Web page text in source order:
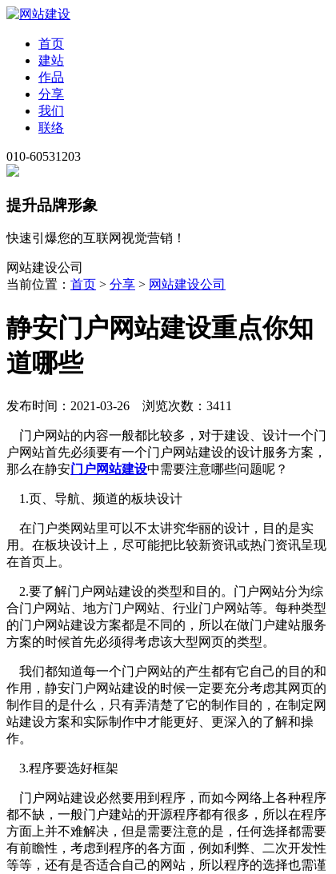
首页
建站
作品
分享
我们
联络
010-60531203
提升品牌形象
快速引爆您的互联网视觉营销！
网站建设公司
当前位置： 首页 > 分享 > 网站建设公司
静安门户网站建设重点你知
道哪些
发布时间：2021-03-26 浏览次数：3411
门户网站的内容一般都比较多，对于建设、设计一个门
户网站首先必须要有一个门户网站建设的设计服务方案，
那么在静安门户网站建设中需要注意哪些问题呢？
1.页、导航、频道的板块设计
在门户类网站里可以不太讲究华丽的设计，目的是实
用。在板块设计上，尽可能把比较新资讯或热门资讯呈现
在首页上。
2.要了解门户网站建设的类型和目的。门户网站分为综
合门户网站、地方门户网站、行业门户网站等。每种类型
的门户网站建设方案都是不同的，所以在做门户建站服务
方案的时候首先必须得考虑该大型网页的类型。
我们都知道每一个门户网站的产生都有它自己的目的和
作用，静安门户网站建设的时候一定要充分考虑其网页的
制作目的是什么，只有弄清楚了它的制作目的，在制定网
站建设方案和实际制作中才能更好、更深入的了解和操
作。
3.程序要选好框架
门户网站建设必然要用到程序，而如今网络上各种程序
都不缺，一般门户建站的开源程序都有很多，所以在程序
方面上并不难解决，但是需要注意的是，任何选择都需要
有前瞻性，考虑到程序的各方面，例如利弊、二次开发性
等等，还有是否适合自己的网站，所以程序的选择也需谨